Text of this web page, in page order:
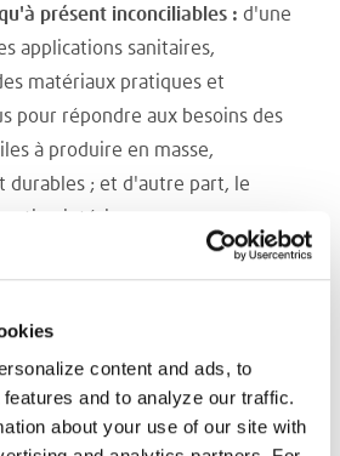
content and ads, to
and to analyze our traffic.
about your use of our site with
présent inconciliables : d'une
applications sanitaires,
matériaux pratiques et
pour répondre aux besoins des
à produire en masse,
durables ; et d'autre part, le
intérieure avec ses
— élégants, agréablement
offrant des caractéristiques de
destinées aux clients privés qui
sans sacrifier le style.
une résistance supérieure aux